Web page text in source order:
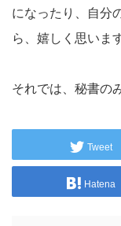
になったり、自分
ら、嬉しく思いま
それでは、秘書の
Tweet
Hatena